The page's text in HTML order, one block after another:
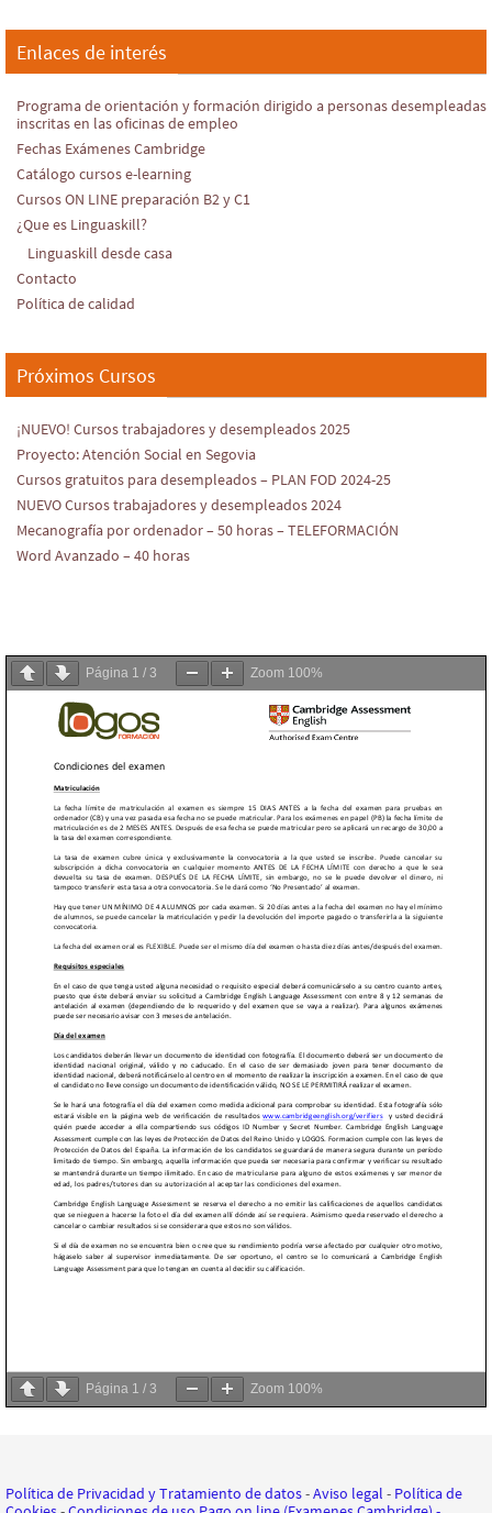
Enlaces de interés
Programa de orientación y formación dirigido a personas desempleadas
inscritas en las oficinas de empleo
Fechas Exámenes Cambridge
Catálogo cursos e-learning
Cursos ON LINE preparación B2 y C1
¿Que es Linguaskill?
Linguaskill desde casa
Contacto
Política de calidad
Próximos Cursos
¡NUEVO! Cursos trabajadores y desempleados 2025
Proyecto: Atención Social en Segovia
Cursos gratuitos para desempleados – PLAN FOD 2024-25
NUEVO Cursos trabajadores y desempleados 2024
Mecanografía por ordenador – 50 horas – TELEFORMACIÓN
Word Avanzado – 40 horas
Página 1 / 3 Zoom 100%
Página 1 / 3 Zoom 100%
Política de Privacidad y Tratamiento de datos-Aviso legal - Política de